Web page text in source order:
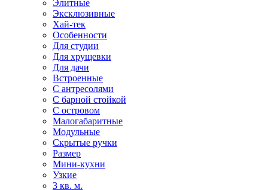
Элитные
Эксклюзивные
Хай-тек
Особенности
Для студии
Для хрущевки
Для дачи
Встроенные
С антресолями
С барной стойкой
С островом
Малогабаритные
Модульные
Скрытые ручки
Размер
Мини-кухни
Узкие
3 кв. м.